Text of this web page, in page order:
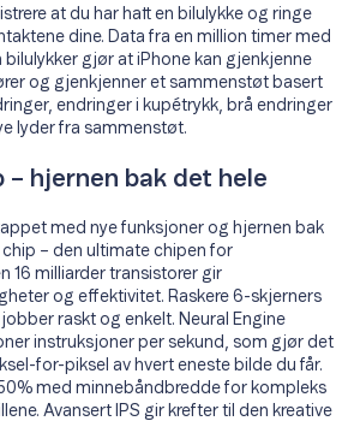
at du har hatt en bilulykke og ringe
dine. Data fra en million timer med
gjør at iPhone kan gjenkjenne
og gjenkjenner et sammenstøt basert
endringer i kupétrykk, brå endringer
lyder fra sammenstøt.
– hjernen bak det hele
med nye funksjoner og hjernen bak
chip – den ultimate chipen for
16 milliarder transistorer gir
og effektivitet. Raskere 6-skjerners
raskt og enkelt. Neural Engine
instruksjoner per sekund, som gjør det
for-piksel av hvert eneste bilde du får.
med minnebåndbredde for kompleks
Avansert IPS gir krefter til den kreative